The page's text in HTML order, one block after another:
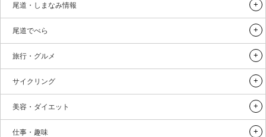
尾道・しまなみ情報
尾道でべら
旅行・グルメ
サイクリング
美容・ダイエット
仕事・趣味